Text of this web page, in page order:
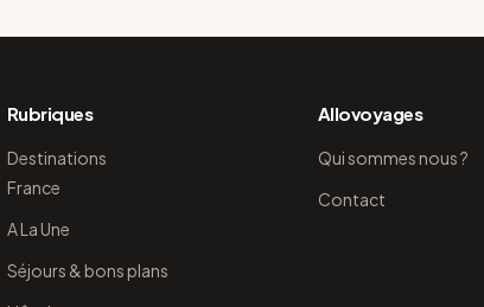
Rubriques
Destinations
France
A La Une
Séjours & bons plans
Allovoyages
Qui sommes nous ?
Contact